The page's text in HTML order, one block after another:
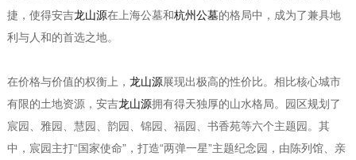
捷，使得安吉龙山源在上海公墓和杭州公墓的格局中，成为了兼具地
利与人和的首选之地。
在价格与价值的权衡上， 龙山源展现出极高的性价比。相比核心城市
有限的土地资源，安吉龙山源拥有得天独厚的山水格局。园区规划了
宸园、雅园、慧园、韵园、锦园、福园、书香苑等六个主题园。其
中，宸园主打“国家使命”，打造“两弹一星”主题纪念园，由陈列馆、亲